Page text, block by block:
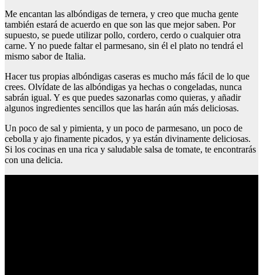
Me encantan las albóndigas de ternera, y creo que mucha gente
también estará de acuerdo en que son las que mejor saben. Por
supuesto, se puede utilizar pollo, cordero, cerdo o cualquier otra
carne. Y no puede faltar el parmesano, sin él el plato no tendrá el
mismo sabor de Italia.
Hacer tus propias albóndigas caseras es mucho más fácil de lo que
crees. Olvídate de las albóndigas ya hechas o congeladas, nunca
sabrán igual. Y es que puedes sazonarlas como quieras, y añadir
algunos ingredientes sencillos que las harán aún más deliciosas.
Un poco de sal y pimienta, y un poco de parmesano, un poco de
cebolla y ajo finamente picados, y ya están divinamente deliciosas.
Si los cocinas en una rica y saludable salsa de tomate, te encontrarás
con una delicia.